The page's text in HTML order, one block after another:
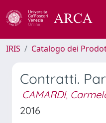
IRIS Catalogo dei
Contratti.
CAMARDI,
2016